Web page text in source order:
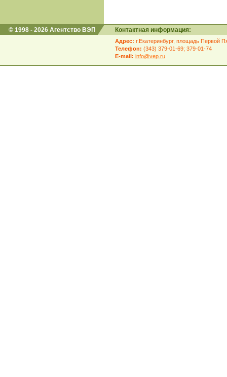
© 1998 - 2026 Агентство ВЭП Контактная информация:
Адрес: г.Екатеринбург, площадь Первой
Телефон: (343) 379-01-69; 379-01-74
E-mail: info@vep.ru